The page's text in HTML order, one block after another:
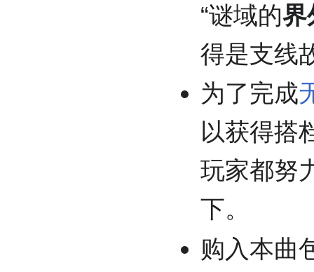
“谜域的界
得是支线
为了完成
以获得搭
玩家都努
下。
购入本曲